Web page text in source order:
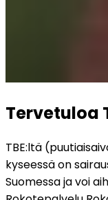
Tervetuloa
TBE:ltä
kyseessä on
Suomessa ja voi